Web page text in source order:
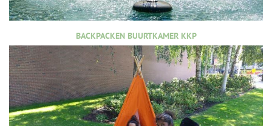
BACKPACKEN BUURTKAMER KKP